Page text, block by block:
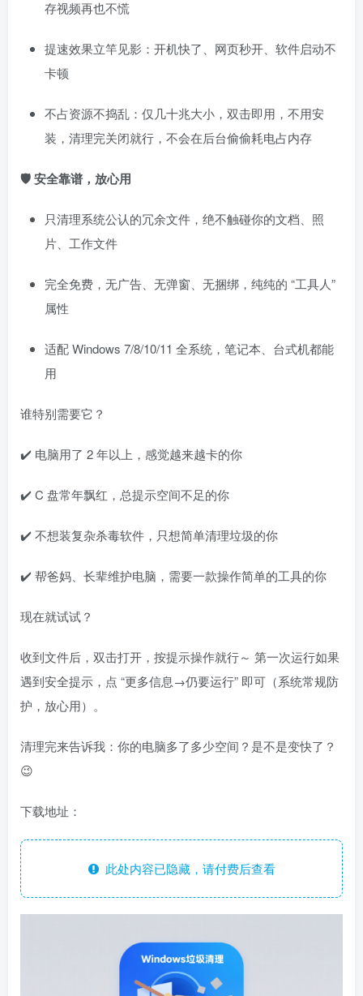
存视频再也不慌​
提速效果立竿见影：开机快了、网页秒开、软件启动不
卡顿​
不占资源不捣乱：仅几十兆大小，双击即用，不用安
装，清理完关闭就行，不会在后台偷偷耗电占内存​
🛡️ 安全靠谱，放心用
只清理系统公认的冗余文件，绝不触碰你的文档、照
片、工作文件​
完全免费，无广告、无弹窗、无捆绑，纯纯的 “工具人”
属性​
适配 Windows 7/8/10/11 全系统，笔记本、台式机都能
用​
谁特别需要它？​
✔️ 电脑用了 2 年以上，感觉越来越卡的你​
✔️ C 盘常年飘红，总提示空间不足的你​
✔️ 不想装复杂杀毒软件，只想简单清理垃圾的你​
✔️ 帮爸妈、长辈维护电脑，需要一款操作简单的工具的你​
现在就试试？​
收到文件后，双击打开，按提示操作就行～ 第一次运行如果
遇到安全提示，点 “更多信息→仍要运行” 即可（系统常规防
护，放心用）。​
清理完来告诉我：你的电脑多了多少空间？是不是变快了？
😉
下载地址：
此处内容已隐藏，请付费后查看